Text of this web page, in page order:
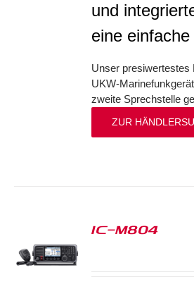
und
eine
Unser presiwertestes
UKW-
zweite Sprechstelle
ZUR
IC-M804